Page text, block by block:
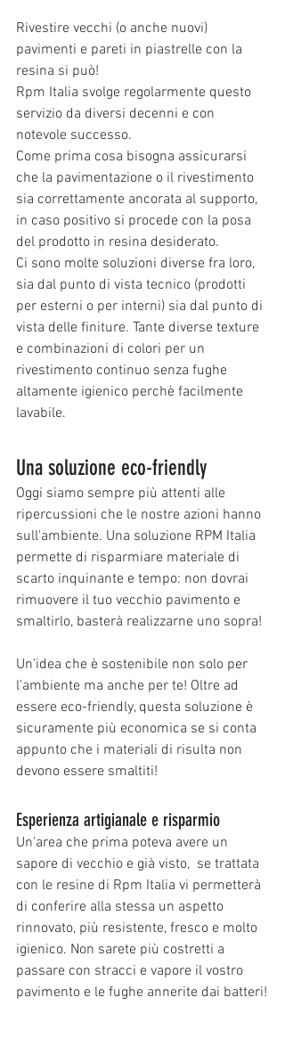
Rivestire vecchi (o anche nuovi)
pavimenti e pareti in piastrelle con la
resina si può!
Rpm Italia svolge regolarmente questo
servizio da diversi decenni e con
notevole successo.
Come prima cosa bisogna assicurarsi
che la pavimentazione o il rivestimento
sia correttamente ancorata al supporto,
in caso positivo si procede con la posa
del prodotto in resina desiderato.
Ci sono molte soluzioni diverse fra loro,
sia dal punto di vista tecnico (prodotti
per esterni o per interni) sia dal punto di
vista delle finiture. Tante diverse texture
e combinazioni di colori per un
rivestimento continuo senza fughe
altamente igienico perchè facilmente
lavabile.
Una soluzione eco-friendly
Oggi siamo sempre più attenti alle
ripercussioni che le nostre azioni hanno
sull'ambiente. Una soluzione RPM Italia
permette di risparmiare materiale di
scarto inquinante e tempo: non dovrai
rimuovere il tuo vecchio pavimento e
smaltirlo, basterà realizzarne uno sopra!
Un'idea che è sostenibile non solo per
l'ambiente ma anche per te! Oltre ad
essere eco-friendly, questa soluzione è
sicuramente più economica se si conta
appunto che i materiali di risulta non
devono essere smaltiti!
Esperienza artigianale e risparmio
Un'area che prima poteva avere un
sapore di vecchio e già visto,  se trattata
con le resine di Rpm Italia vi permetterà
di conferire alla stessa un aspetto
rinnovato, più resistente, fresco e molto
igienico. Non sarete più costretti a
passare con stracci e vapore il vostro
pavimento e le fughe annerite dai batteri!